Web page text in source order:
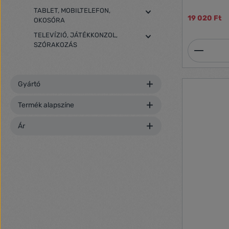
TABLET, MOBILTELEFON,
OKOSÓRA
TELEVÍZIÓ, JÁTÉKKONZOL,
SZÓRAKOZÁS
Gyártó
Termék alapszíne
Ár
M3105-LVE,
19 020 Ft